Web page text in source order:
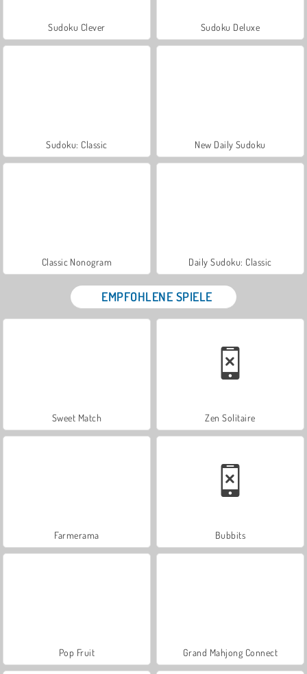
Sudoku Clever Sudoku Deluxe
Sudoku: Classic New Daily Sudoku
Classic Nonogram Daily Sudoku: Classic
EMPFOHLENE SPIELE
Sweet Match Zen Solitaire
Farmerama Bubbits
Pop Fruit Grand Mahjong Connect